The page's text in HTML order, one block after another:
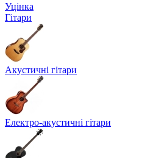
Уцінка
Гітари
Акустичні гітари
Електро-акустичні гітари